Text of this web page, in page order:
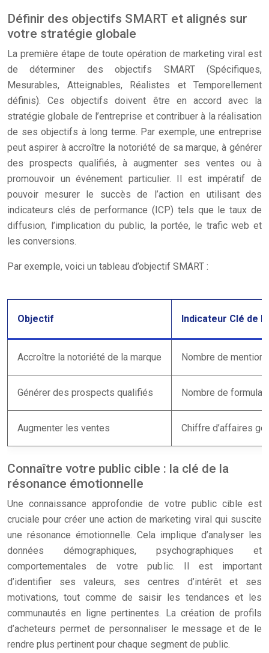
Définir des objectifs SMART et alignés sur
votre stratégie globale
La première étape de toute opération de marketing viral est
de déterminer des objectifs SMART (Spécifiques,
Mesurables, Atteignables, Réalistes et Temporellement
définis). Ces objectifs doivent être en accord avec la
stratégie globale de l’entreprise et contribuer à la réalisation
de ses objectifs à long terme. Par exemple, une entreprise
peut aspirer à accroître la notoriété de sa marque, à générer
des prospects qualifiés, à augmenter ses ventes ou à
promouvoir un événement particulier. Il est impératif de
pouvoir mesurer le succès de l’action en utilisant des
indicateurs clés de performance (ICP) tels que le taux de
diffusion, l’implication du public, la portée, le trafic web et
les conversions.
Par exemple, voici un tableau d’objectif SMART :
Objectif Indicateur Clé de
Accroître la notoriété de la marque Nombre de
Générer des prospects qualifiés Nombre de
Augmenter les ventes Chiffre d’affaires
Connaître votre public cible : la clé de la
résonance émotionnelle
Une connaissance approfondie de votre public cible est
cruciale pour créer une action de marketing viral qui suscite
une résonance émotionnelle. Cela implique d’analyser les
données démographiques, psychographiques et
comportementales de votre public. Il est important
d’identifier ses valeurs, ses centres d’intérêt et ses
motivations, tout comme de saisir les tendances et les
communautés en ligne pertinentes. La création de profils
d’acheteurs permet de personnaliser le message et de le
rendre plus pertinent pour chaque segment de public.